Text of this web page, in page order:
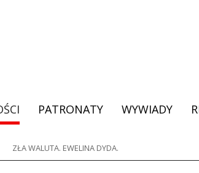
PATRONATY WYWIADY
ZŁA WALUTA. EWELINA DYDA.